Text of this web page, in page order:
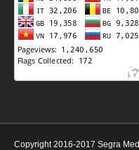
Copyright 2016-2017 Segra